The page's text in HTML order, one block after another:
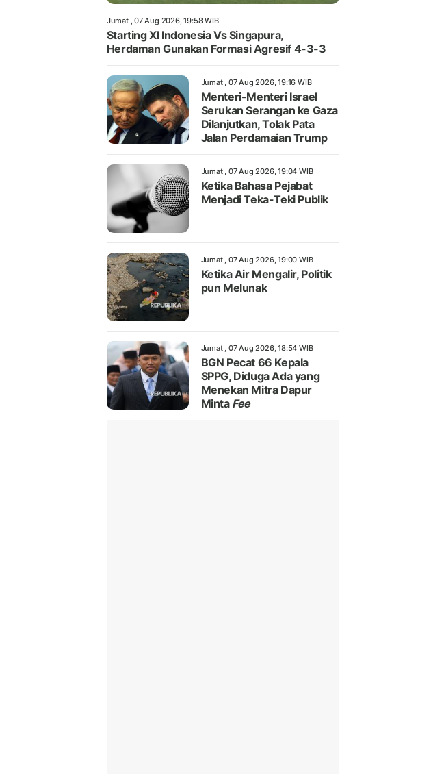
Jumat , 07 Aug 2026, 19:58 WIB
Starting XI Indonesia Vs Singapura,
Herdaman Gunakan Formasi Agresif 4-3-3
Jumat , 07 Aug 2026, 19:16 WIB
Menteri-Menteri Israel
Serukan Serangan ke Gaza
Dilanjutkan, Tolak Pata
Jalan Perdamaian Trump
Jumat , 07 Aug 2026, 19:04 WIB
Ketika Bahasa Pejabat
Menjadi Teka-Teki Publik
Jumat , 07 Aug 2026, 19:00 WIB
Ketika Air Mengalir, Politik
pun Melunak
Jumat , 07 Aug 2026, 18:54 WIB
BGN Pecat 66 Kepala
SPPG, Diduga Ada yang
Menekan Mitra Dapur
Minta Fee